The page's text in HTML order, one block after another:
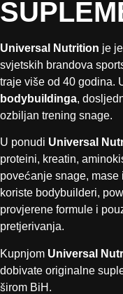
Universal Nutrition je
svjetskih brandova
traje više od 40 godina.
bodybuildinga,
ozbiljan trening snage.
U ponudi Universal
proteini, kreatin,
povećanje snage,
koriste bodybuilderi,
provjerene formule i
pretjerivanja.
Kupnjom Universal
dobivate originalne
širom BiH.